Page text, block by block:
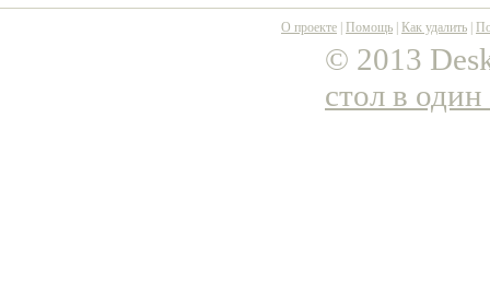
О проекте Помощь Как удалить
© 2013
стол в